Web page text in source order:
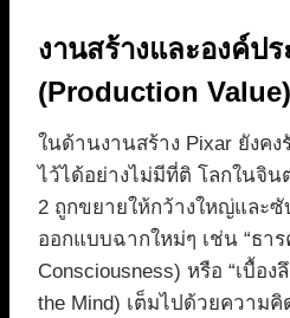
งานสร้างและองค์ป
(Production Value)
ในด้านงานสร้าง Pixar ยังค
ไว้ได้อย่างไม่มีที่ติ โลกในจิน
2 ถูกขยายให้กว้างใหญ่และ
ออกแบบฉากใหม่ๆ เช่น “ธาร
Consciousness) หรือ “เบื้อง
the Mind) เต็มไปด้วยความคิ